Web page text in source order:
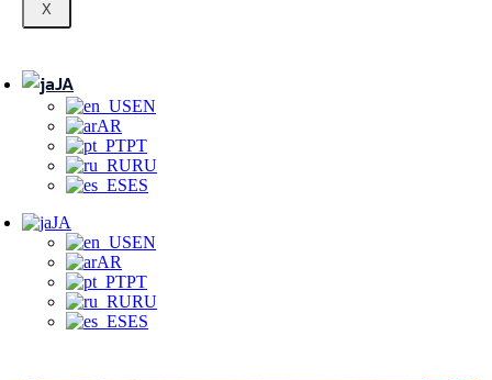
X
JA
EN
AR
PT
RU
ES
JA
EN
AR
PT
RU
ES